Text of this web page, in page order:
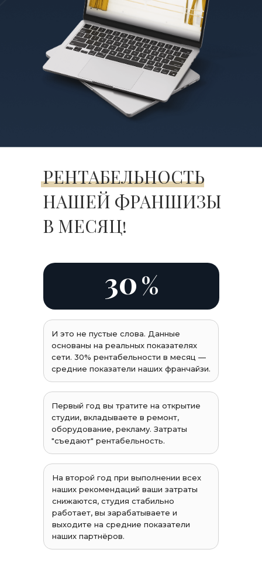
РЕНТАБЕЛЬНОСТЬ
НАШЕЙ ФРАНШИЗЫ
В МЕСЯЦ!
30%
И это не пустые слова. Данные
основаны на реальных показателях
сети. 30% рентабельности в месяц —
средние показатели наших франчайзи.
Первый год вы тратите на открытие
студии, вкладываете в ремонт,
оборудование, рекламу. Затраты
"съедают" рентабельность.
На второй год при выполнении всех
наших рекомендаций ваши затраты
снижаются, студия стабильно
работает, вы зарабатываете и
выходите на средние показатели
наших партнёров.